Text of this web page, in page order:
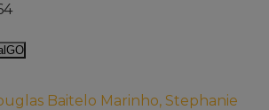
Baitelo Marinho, Stephanie